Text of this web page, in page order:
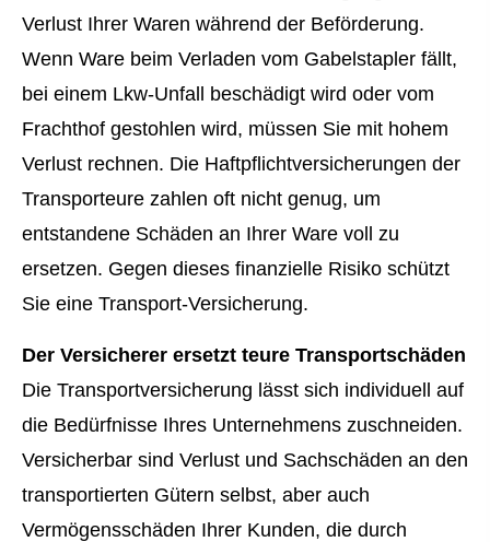
Verlust Ihrer Waren während der Beförderung.
Wenn Ware beim Verladen vom Gabelstapler fällt,
bei einem Lkw-Unfall beschädigt wird oder vom
Frachthof gestohlen wird, müssen Sie mit hohem
Verlust rechnen. Die Haft­pflichtversicherungen der
Transporteure zahlen oft nicht genug, um
entstandene Schäden an Ihrer Ware voll zu
ersetzen. Gegen dieses finanzielle Risiko schützt
Sie eine Transport-Versicherung.
Der Versicherer ersetzt teure Transportschäden
Die Transportversicherung lässt sich individuell auf
die Bedürfnisse Ihres Unternehmens zuschneiden.
Versicherbar sind Verlust und Sachschäden an den
transportierten Gütern selbst, aber auch
Vermögensschäden Ihrer Kunden, die durch